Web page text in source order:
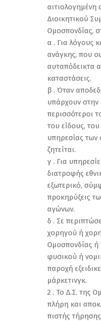
Διοικητικού
Ομοσπονδίας,
α . Για λόγους
ανάγκης, που
αυταπόδεικτα
καταστάσεις.
β . Όταν
υπάρχουν
περισσότεροι
του είδους,
υπηρεσίας
ζητείται.
γ . Για
διατροφής
εξωτερικό,
προκηρύξεις
αγώνων.
δ . Σε
χορηγού ή
Ομοσπονδίας
φυσικού ή
παροχή
μάρκετινγκ.
2 . Το Δ.Σ. της
πλήρη και
πιστής